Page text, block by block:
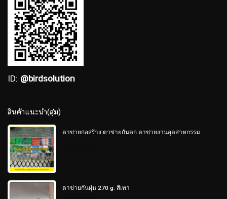
ID: @birdsolution
สินค้าแนะนำ(สุ่ม)
ตาข่ายก่อสร้าง ตาข่ายกันตก ตาข่ายงานอุตสาหกรรม
ตาข่ายกันฝุ่น 270 g. สีเทา